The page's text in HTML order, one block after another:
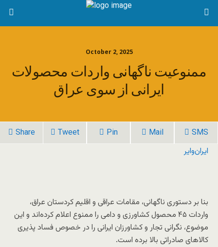
October 2, 2025
ممنوعیت ناگهانی واردات محصولات
ایرانی از سوی عراق
Share Tweet Pin Mail
SMS
ایران‌وایر
بنا بر دستوری ناگهانی، مقامات عراقی و اقلیم کردستان عراق،
واردات ۴۵ محصول کشاورزی و دامی را ممنوع اعلام کرده‌اند و این
موضوع، نگرانی تجار و کشاورزان ایرانی را در خصوص فساد پذیری
کالاهای صادراتی بالا برده است.